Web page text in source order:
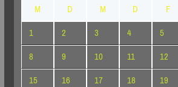
M
D M D F
1
2 3 4 5
8
9 10 11 12
15
16 17 18 19